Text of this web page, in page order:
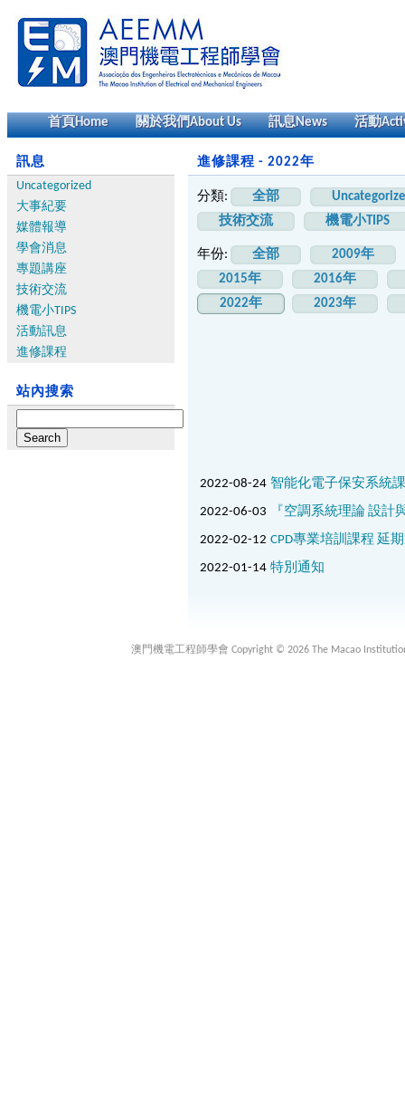
首頁Home 關於我們About Us 訊息News 活動
訊息
Uncategorized
大事紀要
媒體報導
學會消息
專題講座
技術交流
機電小TIPS
活動訊息
進修課程
站內搜索
for:
進修課程 - 2022年
分類: 全部
技術交流
機電小TIPS
年份: 全部
2009年
2015年
2016年
2022年
2023年
2022-08-24 智能化電子保安系統
2022-06-03 『空調系統理論 設計
2022-02-12 CPD專業培訓課程 延
2022-01-14 特別通知
澳門機電工程師學會 Copyright © 2026 The Macao